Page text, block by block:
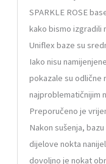
SPARKLE ROSE
kako bismo izgradili
Uniflex baze su
Iako nisu
pokazale su odlične
najproblematičnijim
Preporučeno je
Nakon sušenja,
dijelove nokta
dovoljno je nokat